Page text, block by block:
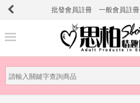
批發會員註冊 一般會員註冊
品
新